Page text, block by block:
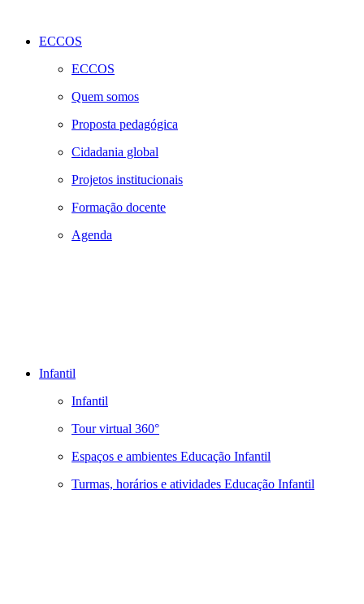
ECCOS
ECCOS
Quem somos
Proposta pedagógica
Cidadania global
Projetos institucionais
Formação docente
Agenda
Infantil
Infantil
Tour virtual 360°
Espaços e ambientes Educação Infantil
Turmas, horários e atividades Educação Infantil